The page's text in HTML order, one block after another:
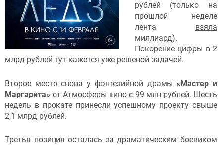
рублей (только на
прошлой неделе
лента взяла
миллиард).
Покорение цифры в 2
млрд рублей тут кажется уже решеной задачей.
Второе место снова у фэнтезийной драмы«Мастер и
Маргарита» от Атмосферы кино с 99 млн рублей. Шесть
недель в прокате принесли успешному проекту свыше
2,1 млрд рублей.
Третья позиция осталась за драматическим боевиком